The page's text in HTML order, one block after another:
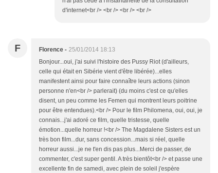
d'internet<br /> <br /> <br /> <br />
F Florence - 25/01/2014 18:13
Bonjour...oui, j'ai suivi l'histoire des Pussy Riot (d'ailleurs,
celle qui était en Sibérie vient d'être libérée)...elles
manifestent ainsi pour faire connaître leurs actions (sinon
personne n'en<br /> parlerait) (du moins c'est ce qu'elles
disent, un peu comme les Femen qui montrent leurs poitrine
pour être entendues).<br /> Pour le film Philomena, oui, oui, je
connais...j'ai adoré ce film, quelle tristesse, quelle
émotion...quelle horreur !<br /> The Magdalene Sisters est un
très bon film...dur, sans concession...mais si réel, quelle
horreur aussi...je ne t'en dis pas plus...Merci de passer, de
commenter, c'est super gentil. A très bientôt<br /> et passe une
excellente fin de samedi, avec plein de soleil j'espère